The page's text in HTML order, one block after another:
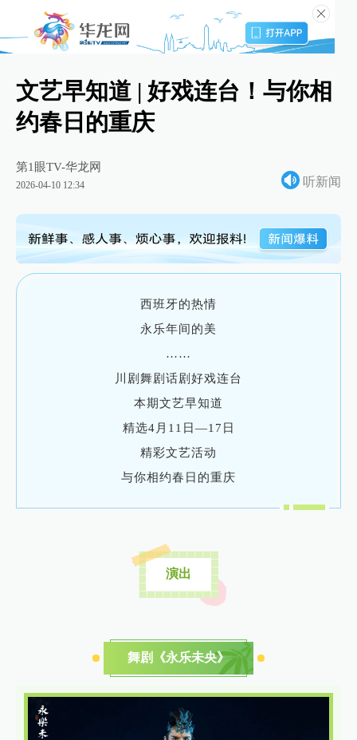
文艺早知道 | 好戏连台！与你相
约春日的重庆
第1眼TV-华龙网
2026-04-10 12:34 听新闻
西班牙的热情
永乐年间的美
……
川剧舞剧话剧好戏连台
本期文艺早知道
精选4月11日—17日
精彩文艺活动
与你相约春日的重庆
演出
舞剧《永乐未央》